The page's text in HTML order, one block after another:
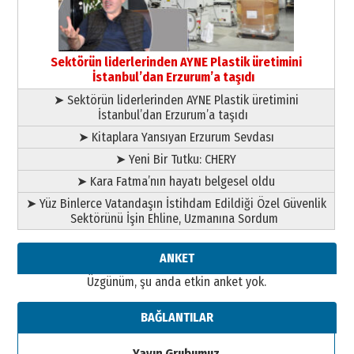
Esat BİNDESEN
TRT’NİN BÖLGEYE AÇILAN SESİ
09 Ağustos 2026 Pazar
Sektörün liderlerinden AYNE Plastik üretimini
İstanbul’dan Erzurum’a taşıdı
➤ Sektörün liderlerinden AYNE Plastik üretimini
İstanbul’dan Erzurum’a taşıdı
➤ Kitaplara Yansıyan Erzurum Sevdası
➤ Yeni Bir Tutku: CHERY
➤ Kara Fatma’nın hayatı belgesel oldu
➤ Yüz Binlerce Vatandaşın İstihdam Edildiği Özel Güvenlik
Sektörünü İşin Ehline, Uzmanına Sordum
ANKET
Üzgünüm, şu anda etkin anket yok.
BAĞLANTILAR